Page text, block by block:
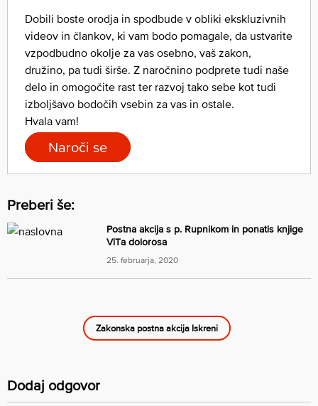
Dobili boste orodja in spodbude v obliki ekskluzivnih
videov in člankov, ki vam bodo pomagale, da ustvarite
vzpodbudno okolje za vas osebno, vaš zakon,
družino, pa tudi širše. Z naročnino podprete tudi naše
delo in omogočite rast ter razvoj tako sebe kot tudi
izboljšavo bodočih vsebin za vas in ostale.
Hvala vam!
Naroči se
Preberi še:
Postna akcija s p. Rupnikom in ponatis knjige
ViTa dolorosa
25. februarja, 2020
Zakonska postna akcija Iskreni
Dodaj odgovor